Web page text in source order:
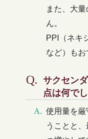
また、大
ん。
PPI（ネキ
など）もお
サクセン
点は何で
使用量を
うことと